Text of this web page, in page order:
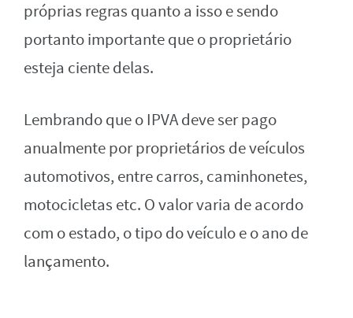
próprias regras quanto a isso e sendo
portanto importante que o proprietário
esteja ciente delas.
Lembrando que o IPVA deve ser pago
anualmente por proprietários de veículos
automotivos, entre carros, caminhonetes,
motocicletas etc. O valor varia de acordo
com o estado, o tipo do veículo e o ano de
lançamento.